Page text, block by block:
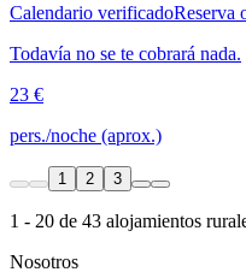
Calendario verificadoReserva
Todavía no se te cobrará nada.
23 €
pers./noche (aprox.)
1 2 3
1 - 20 de 43 alojamientos
Nosotros